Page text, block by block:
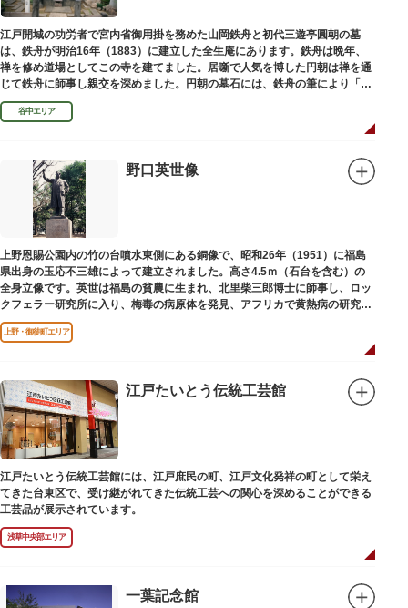
江戸開城の功労者で宮内省御用掛を務めた山岡鉄舟と初代三遊亭圓朝の墓
は、鉄舟が明治16年（1883）に建立した全生庵にあります。鉄舟は晩年、
禅を修め道場としてこの寺を建てました。居噺で人気を博した円朝は禅を通
じて鉄舟に師事し親交を深めました。円朝の墓石には、鉄舟の筆により「三
遊亭円朝無舌居士」とあります。
谷中エリア
野口英世像
上野恩賜公園内の竹の台噴水東側にある銅像で、昭和26年（1951）に福島
県出身の玉応不三雄によって建立されました。高さ4.5ｍ（石台を含む）の
全身立像です。英世は福島の貧農に生まれ、北里柴三郎博士に師事し、ロッ
クフェラー研究所に入り、梅毒の病原体を発見、アフリカで黄熱病の研究中
感染して、死去しました。
上野・御徒町エリア
江戸たいとう伝統工芸館
江戸たいとう伝統工芸館には、江戸庶民の町、江戸文化発祥の町として栄え
てきた台東区で、受け継がれてきた伝統工芸への関心を深めることができる
工芸品が展示されています。
浅草中央部エリア
一葉記念館